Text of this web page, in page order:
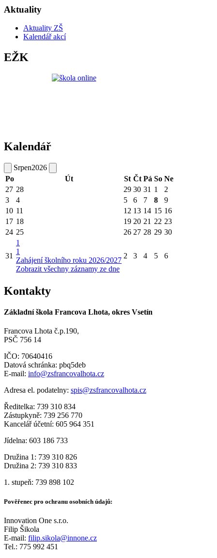
Aktuality
Aktuality ZŠ
Kalendář akcí
EŽK
Kalendář
Srpen2026
Po
Út St Čt Pá So Ne
27 28 29 30 31 1
2
3
4 5 6 7 8
9
10 11 12 13 14 15 16
17 18 19 20 21 22 23
24 25 26 27 28 29 30
31
1
1
Zahájení školního roku 2026/2027
Zobrazit všechny záznamy ze dne
2 3 4 5 6
Kontakty
Základní škola Francova Lhota, okres Vsetín
Francova Lhota č.p.190,
PSČ 756 14
IČO: 70640416
Datová schránka: pbq5deb
E-mail: info@zsfrancovalhota.cz
Adresa el. podatelny: spis@zsfrancovalhota.cz
Ředitelka: 739 310 834
Zástupkyně: 739 256 770
Kancelář účetní: 605 964 351
Jídelna: 603 186 733
Družina 1: 739 310 826
Družina 2: 739 310 833
1. stupeň: 739 898 102
Pověřenec pro ochranu osobních údajů:
Innovation One s.r.o.
Filip Šikola
E-mail: filip.sikola@innone.cz
Tel.: 775 992 451